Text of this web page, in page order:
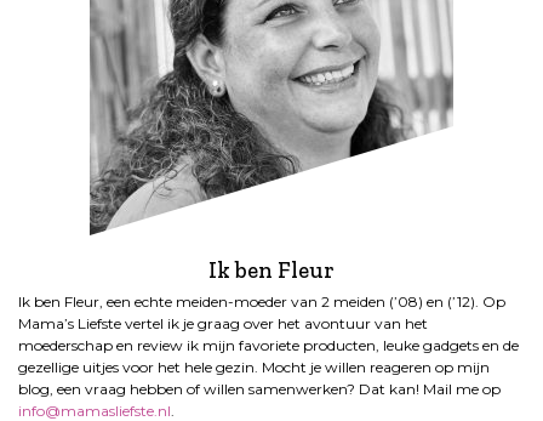
Ik ben Fleur
Ik ben Fleur, een echte meiden-moeder van 2 meiden (’08) en (’12). Op
Mama’s Liefste vertel ik je graag over het avontuur van het
moederschap en review ik mijn favoriete producten, leuke gadgets en de
gezellige uitjes voor het hele gezin. Mocht je willen reageren op mijn
blog, een vraag hebben of willen samenwerken? Dat kan! Mail me op
info@mamasliefste.nl.